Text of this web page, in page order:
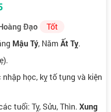
Đạo
Tốt
Mậu Tý, Năm Ất Tỵ.
nhập học, kỵ tố tụng và kiện
tuổi: Tỵ, Sửu, Thìn. Xung